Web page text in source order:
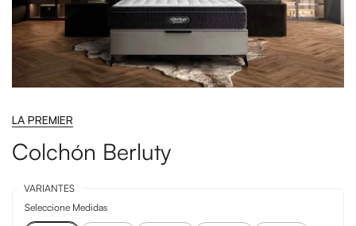
LA PREMIER
Colchón Berluty
VARIANTES
Seleccione Medidas